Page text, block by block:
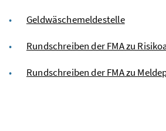
Geldwäschemeldestelle
Rundschreiben der FMA zu
Rundschreiben der FMA zu